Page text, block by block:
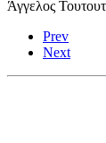
Άγγελος
Prev
Next